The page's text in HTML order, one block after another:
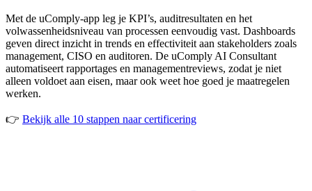
Met de uComply-app leg je KPI’s, auditresultaten en het
volwassenheidsniveau van processen eenvoudig vast. Dashboards
geven direct inzicht in trends en effectiviteit aan stakeholders zoals
management, CISO en auditoren. De uComply AI Consultant
automatiseert rapportages en managementreviews, zodat je niet
alleen voldoet aan eisen, maar ook weet hoe goed je maatregelen
werken.
👉 Bekijk alle 10 stappen naar certificering